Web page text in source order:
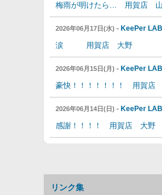
梅雨が明けたら… 用賀店 山
2026年06月17日(水) - KeePer
涙 用賀店 大野
2026年06月15日(月) - KeePer
豪快！！！！！！！ 用賀店
2026年06月14日(日) - KeePer
感謝！！！！ 用賀店 大野
リンク集